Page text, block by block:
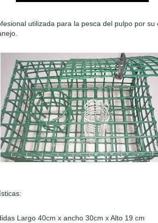
utilizada para la pesca del pulpo por su
Largo 40cm x ancho 30cm x Alto 19 cm